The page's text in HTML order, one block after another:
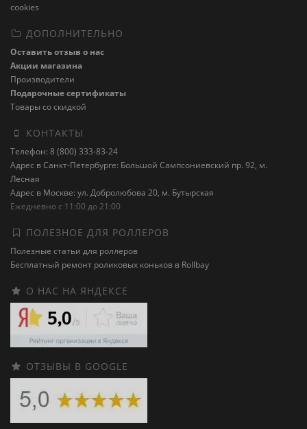
cookies
ДОПОЛНИТЕЛЬНО
Оставить отзыв о нас
Акции магазина
Производители
Подарочные сертификаты
Товары со скидкой
КОНТАКТЫ
Телефон: 8 (800) 333-83-24
Адрес в Санкт-Петербурге: Большой Сампсониевский пр. 92, м.
Лесная
Адрес в Москве: ул. Добролюбова 20, м. Бутырская
Ежедневно с 11:00 до 21:00
ПОЛЕЗНОЕ ДЛЯ РОЛЛЕРОВ
Полезные статьи для роллеров
Бесплатный ремонт роликовых коньков в Rollbay
О НАС НА ЯНДЕКСЕ
ОТЗЫВЫ В GOOGLE